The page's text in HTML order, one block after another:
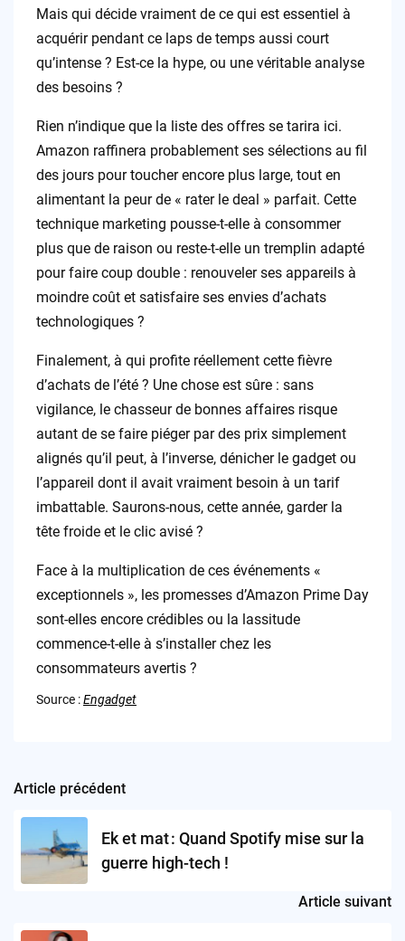
Mais qui décide vraiment de ce qui est essentiel à
acquérir pendant ce laps de temps aussi court
qu’intense ? Est-ce la hype, ou une véritable analyse
des besoins ?
Rien n’indique que la liste des offres se tarira ici.
Amazon raffinera probablement ses sélections au fil
des jours pour toucher encore plus large, tout en
alimentant la peur de « rater le deal » parfait. Cette
technique marketing pousse-t-elle à consommer
plus que de raison ou reste-t-elle un tremplin adapté
pour faire coup double : renouveler ses appareils à
moindre coût et satisfaire ses envies d’achats
technologiques ?
Finalement, à qui profite réellement cette fièvre
d’achats de l’été ? Une chose est sûre : sans
vigilance, le chasseur de bonnes affaires risque
autant de se faire piéger par des prix simplement
alignés qu’il peut, à l’inverse, dénicher le gadget ou
l’appareil dont il avait vraiment besoin à un tarif
imbattable. Saurons-nous, cette année, garder la
tête froide et le clic avisé ?
Face à la multiplication de ces événements «
exceptionnels », les promesses d’Amazon Prime Day
sont-elles encore crédibles ou la lassitude
commence-t-elle à s’installer chez les
consommateurs avertis ?
Source :Engadget
Post
navigation
Article précédent
Ek et mat : Quand Spotify mise sur la
guerre high-tech !
Article suivant